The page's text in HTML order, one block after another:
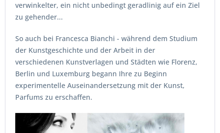
verwinkelter, ein nicht unbedingt geradlinig auf ein Ziel
zu gehender...
So auch bei Francesca Bianchi - während dem Studium
der Kunstgeschichte und der Arbeit in der
verschiedenen Kunstverlagen und Städten wie Florenz,
Berlin und Luxemburg begann Ihre zu Beginn
experimentelle Auseinandersetzung mit der Kunst,
Parfums zu erschaffen.